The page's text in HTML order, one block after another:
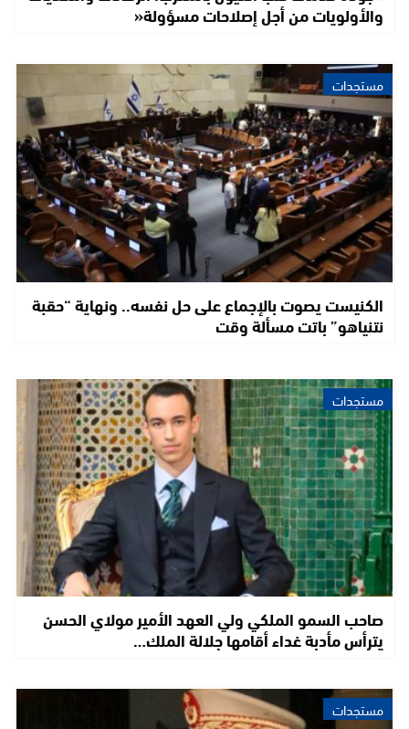
والأولويات من أجل إصلاحات مسؤولة«
مستجدات
الكنيست يصوت بالإجماع على حل نفسه.. ونهاية “حقبة
نتنياهو” باتت مسألة وقت
مستجدات
صاحب السمو الملكي ولي العهد الأمير مولاي الحسن
يترأس مأدبة غداء أقامها جلالة الملك…
مستجدات